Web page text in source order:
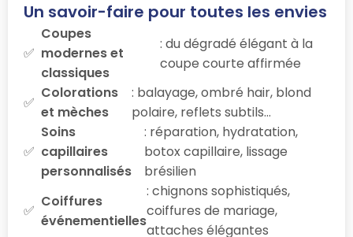
Un savoir-faire pour toutes les envies
Coupes
modernes et
classiques
: du dégradé élégant à la
coupe courte affirmée
Colorations
et mèches
: balayage, ombré hair, blond
polaire, reflets subtils…
Soins
capillaires
personnalisés
: réparation, hydratation,
botox capillaire, lissage
brésilien
Coiffures
événementielles
: chignons sophistiqués,
coiffures de mariage,
attaches élégantes